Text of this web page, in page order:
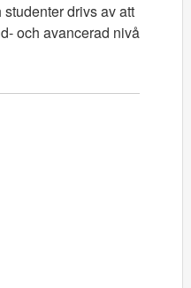
drivs av att
och avancerad nivå